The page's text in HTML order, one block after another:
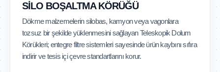
SILO BOŞALTMA KÖRÜĞÜ
Dökme malzemelerin silobas, kamyon veya vagonlara
tozsuz bir şekilde yüklenmesini sağlayan Teleskopik Dolum
Körükleri; entegre filtre sistemleri sayesinde ürün kaybını sıfıra
indirir ve tesis içi çevre standartlarını korur.